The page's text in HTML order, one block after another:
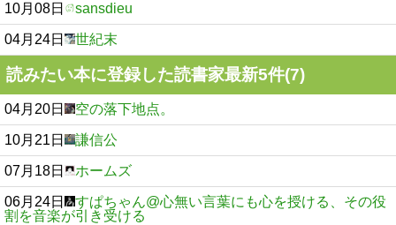
10月08日 sansdieu
04月24日 世紀末
読みたい本に登録した読書家最新5件(7)
04月20日 空の落下地点。
10月21日 謙信公
07月18日 ホームズ
06月24日
すぱちゃん@心無い言葉にも心を授ける、その役
割を音楽が引き受ける